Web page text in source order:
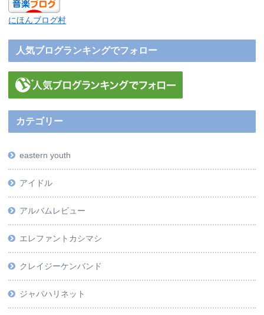
にほんブログ村
人気ブログランキングでフォロー
カテゴリー
eastern youth
アイドル
アルバムレビュー
エレファントカシマシ
クレイジーケンバンド
ジャパハリネット